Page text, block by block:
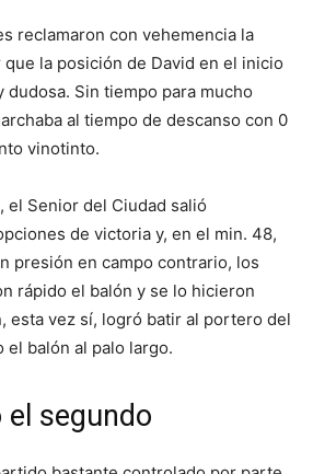
reclamaron con vehemencia la
la posición de David en el inicio
dudosa. Sin tiempo para mucho
al tiempo de descanso con 0
vinotinto.
el Senior del Ciudad salió
de victoria y, en el min. 48,
presión en campo contrario, los
rápido el balón y se lo hicieron
esta vez sí, logró batir al portero del
el balón al palo largo.
el segundo